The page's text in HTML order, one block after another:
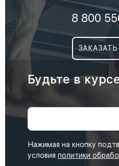
8 800
Будьте в
Нажимая на кнопку
условия политики